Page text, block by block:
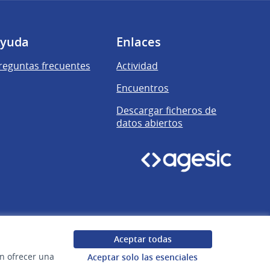
ofrecer una
Aceptar todas
Aceptar solo las esenciales
frecuentes
Enlaces
Actividad
Encuentros
Descargar ficheros de
datos abiertos